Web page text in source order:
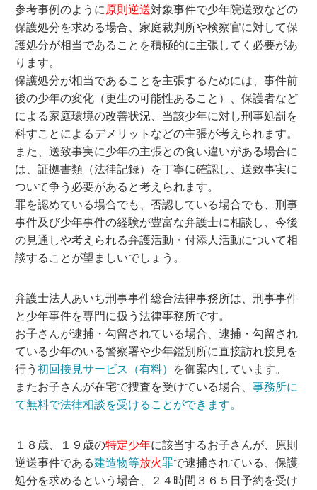
参考事例のように原則逆送対象事件で少年院送致などの
保護処分を求める場合、家庭裁判所や検察官に対して保
護処分が相当であることを積極的に主張してく必要があ
ります。
保護処分が相当であることを主張するためには、事件前
後の少年の変化（更生の可能性あること）、保護者など
による家庭環境の改善状況、当該少年に対し刑事処罰を
科すことによるデメリットなどの主張が考えられます。
また、送致事実に少年の主張との食い違いがある場合に
は、証拠書類（法律記録）を丁寧に確認し、送致事実に
ついて争う必要があると考えられます。
罪を認めている場合でも、否認している場合でも、刑事
事件及び少年事件の経験が豊富な弁護士に相談し、今後
の見通しや考えられる弁護活動・付添人活動について相
談することが望ましいでしょう。
弁護士法人あいち刑事事件総合法律事務所は、刑事事件
と少年事件を専門に扱う法律事務所です。
お子さんが逮捕・勾留されている場合、逮捕・勾留され
ている少年のいる警察署や少年鑑別所に直接訪れ接見を
行う初回接見サービス（有料） を御案内しています。
またお子さんが在宅で捜査を受けている場合、事務所に
て無料で法律相談を受けることができます。
１８歳、１９歳の特定少年に該当するお子さんが、原則
逆送事件である建造物等放火罪で逮捕されている、保護
処分を求めるという場合、２４時間３６５日予約を受け